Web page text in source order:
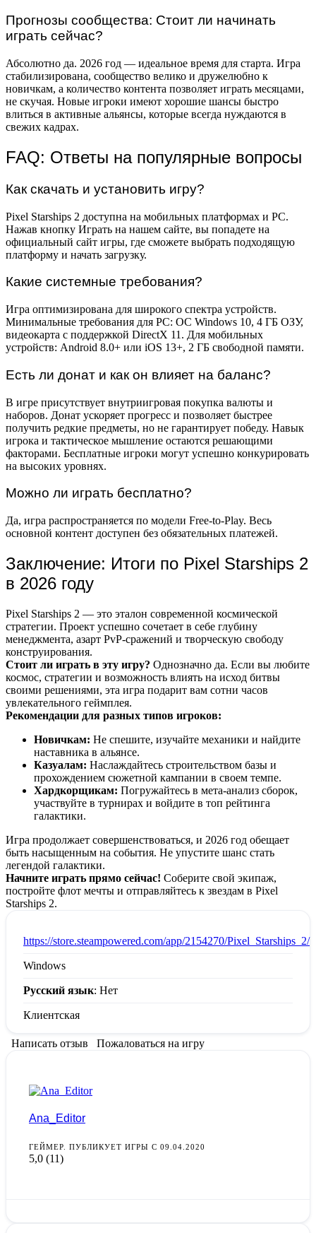
Прогнозы сообщества: Стоит ли начинать
играть сейчас?
Абсолютно да. 2026 год — идеальное время для старта. Игра
стабилизирована, сообщество велико и дружелюбно к
новичкам, а количество контента позволяет играть месяцами,
не скучая. Новые игроки имеют хорошие шансы быстро
влиться в активные альянсы, которые всегда нуждаются в
свежих кадрах.
FAQ: Ответы на популярные вопросы
Как скачать и установить игру?
Pixel Starships 2 доступна на мобильных платформах и PC.
Нажав кнопку Играть на нашем сайте, вы попадете на
официальный сайт игры, где сможете выбрать подходящую
платформу и начать загрузку.
Какие системные требования?
Игра оптимизирована для широкого спектра устройств.
Минимальные требования для PC: ОС Windows 10, 4 ГБ ОЗУ,
видеокарта с поддержкой DirectX 11. Для мобильных
устройств: Android 8.0+ или iOS 13+, 2 ГБ свободной памяти.
Есть ли донат и как он влияет на баланс?
В игре присутствует внутриигровая покупка валюты и
наборов. Донат ускоряет прогресс и позволяет быстрее
получить редкие предметы, но не гарантирует победу. Навык
игрока и тактическое мышление остаются решающими
факторами. Бесплатные игроки могут успешно конкурировать
на высоких уровнях.
Можно ли играть бесплатно?
Да, игра распространяется по модели Free-to-Play. Весь
основной контент доступен без обязательных платежей.
Заключение: Итоги по Pixel Starships 2
в 2026 году
Pixel Starships 2 — это эталон современной космической
стратегии. Проект успешно сочетает в себе глубину
менеджмента, азарт PvP-сражений и творческую свободу
конструирования.
Стоит ли играть в эту игру? Однозначно да. Если вы любите
космос, стратегии и возможность влиять на исход битвы
своими решениями, эта игра подарит вам сотни часов
увлекательного геймплея.
Рекомендации для разных типов игроков:
Новичкам: Не спешите, изучайте механики и найдите
наставника в альянсе.
Казуалам: Наслаждайтесь строительством базы и
прохождением сюжетной кампании в своем темпе.
Хардкорщикам: Погружайтесь в мета-анализ сборок,
участвуйте в турнирах и войдите в топ рейтинга
галактики.
Игра продолжает совершенствоваться, и 2026 год обещает
быть насыщенным на события. Не упустите шанс стать
легендой галактики.
Начните играть прямо сейчас! Соберите свой экипаж,
постройте флот мечты и отправляйтесь к звездам в Pixel
Starships 2.
https://store.steampowered.com/app/2154270/Pixel_Starships_2/
Windows
Русский язык: Нет
Клиентская
Написать отзыв Пожаловаться на игру
Ana_Editor
ГЕЙМЕР. ПУБЛИКУЕТ ИГРЫ С 09.04.2020
5,0 (11)